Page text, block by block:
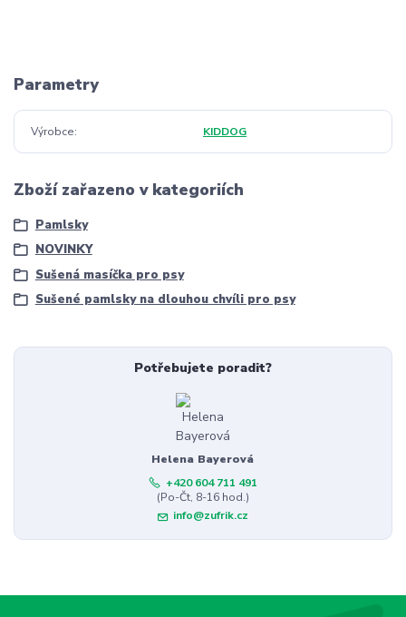
Parametry
Výrobce KIDDOG
Zboží zařazeno v kategoriích
Pamlsky
NOVINKY
Sušená masíčka pro psy
Sušené pamlsky na dlouhou chvíli pro psy
Potřebujete poradit?
Helena Bayerová
+420 604 711 491
(Po-Čt, 8-16 hod.)
info@zufrik.cz